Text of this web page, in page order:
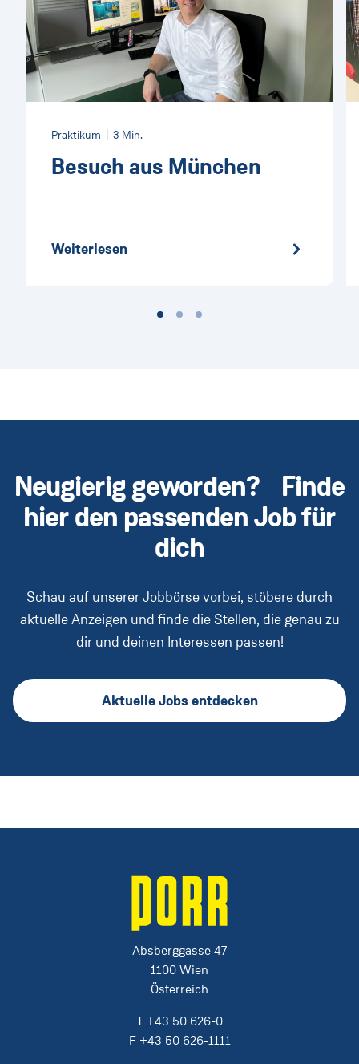
Praktikum | 3 Min.
Besuch aus München
Weiterlesen
Neugierig geworden? Finde
hier den passenden Job für
dich
Schau auf unserer Jobbörse vorbei, stöbere durch
aktuelle Anzeigen und finde die Stellen, die genau zu
dir und deinen Interessen passen!
Aktuelle Jobs entdecken
Absberggasse 47
1100 Wien
Österreich
T +43 50 626-0
F +43 50 626-1111